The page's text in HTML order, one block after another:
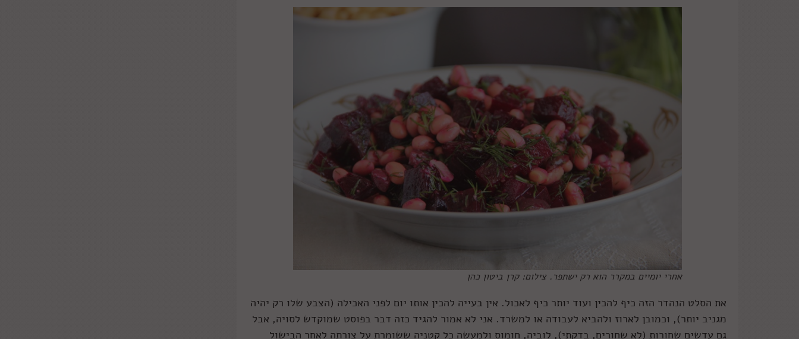
אחרי יומיים במקרר הוא רק ישתפר. צילום: קרן ביטון כהן
את הסלט הנהדר הזה כיף להכין ועוד יותר כיף לאכול. אין בעייה להכין אותו יום לפני האכילה (הצבע שלו רק יהיה
מגניב יותר), וכמובן לארוז ולהביא לעבודה או למשרד. אני לא אמור להגיד כזה דבר בפוסט שמוקדש לסויה, אבל
גם עדשים שחורות (לא שחורים, בדקתי), לוביה, חומוס ולמעשה כל קטניה ששומרת על צורתה לאחר הבישול